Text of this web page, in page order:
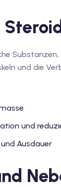
und die
und
Ausdauer